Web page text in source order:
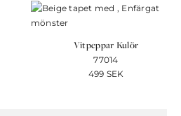
Vitpeppar Kulör
77014
499 SEK